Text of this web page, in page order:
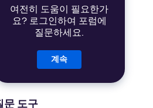
여전히 도움이 필요한가
요? 로그인하여 포럼에
질문하세요.
계속
문 도구